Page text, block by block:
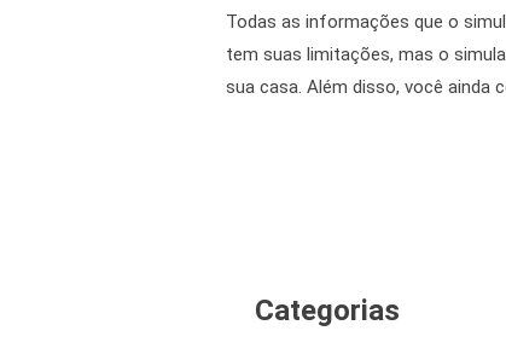
Todas as informações que o
tem suas limitações, mas o
sua casa. Além disso, você ainda
Categorias